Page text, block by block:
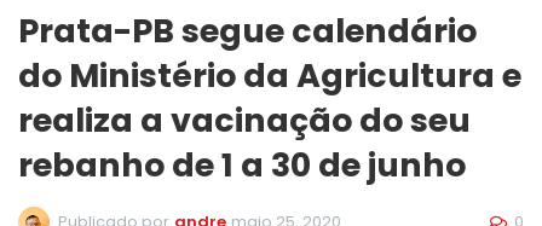
Prata-PB segue calendário
do Ministério da Agricultura e
realiza a vacinação do seu
rebanho de 1 a 30 de junho
0